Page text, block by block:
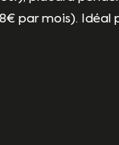
par mois).